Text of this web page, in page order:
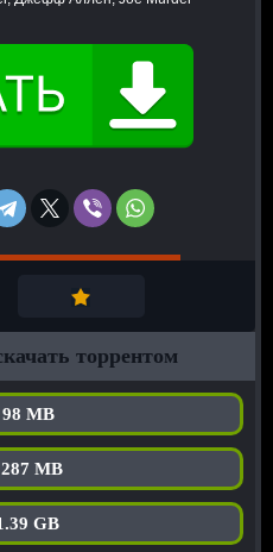
торрентом
98 MB
MB
GB